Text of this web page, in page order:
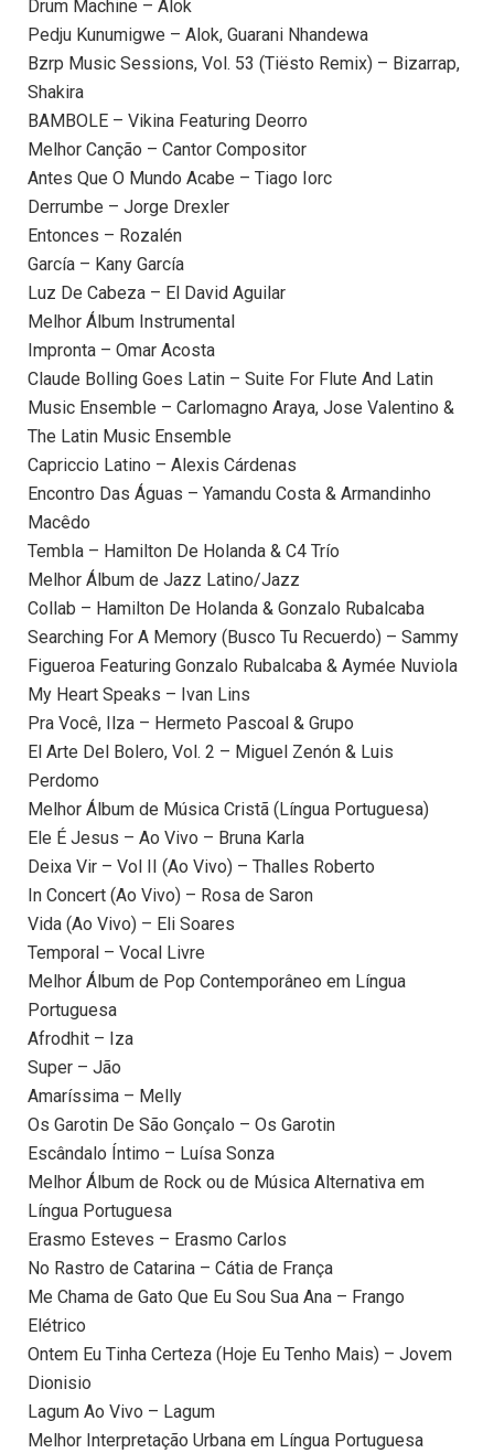
Drum Machine – Alok
Pedju Kunumigwe – Alok, Guarani Nhandewa
Bzrp Music Sessions, Vol. 53 (Tiësto Remix) – Bizarrap,
Shakira
BAMBOLE – Vikina Featuring Deorro
Melhor Canção – Cantor Compositor
Antes Que O Mundo Acabe – Tiago Iorc
Derrumbe – Jorge Drexler
Entonces – Rozalén
García – Kany García
Luz De Cabeza – El David Aguilar
Melhor Álbum Instrumental
Impronta – Omar Acosta
Claude Bolling Goes Latin – Suite For Flute And Latin
Music Ensemble – Carlomagno Araya, Jose Valentino &
The Latin Music Ensemble
Capriccio Latino – Alexis Cárdenas
Encontro Das Águas – Yamandu Costa & Armandinho
Macêdo
Tembla – Hamilton De Holanda & C4 Trío
Melhor Álbum de Jazz Latino/Jazz
Collab – Hamilton De Holanda & Gonzalo Rubalcaba
Searching For A Memory (Busco Tu Recuerdo) – Sammy
Figueroa Featuring Gonzalo Rubalcaba & Aymée Nuviola
My Heart Speaks – Ivan Lins
Pra Você, Ilza – Hermeto Pascoal & Grupo
El Arte Del Bolero, Vol. 2 – Miguel Zenón & Luis
Perdomo
Melhor Álbum de Música Cristã (Língua Portuguesa)
Ele É Jesus – Ao Vivo – Bruna Karla
Deixa Vir – Vol II (Ao Vivo) – Thalles Roberto
In Concert (Ao Vivo) – Rosa de Saron
Vida (Ao Vivo) – Eli Soares
Temporal – Vocal Livre
Melhor Álbum de Pop Contemporâneo em Língua
Portuguesa
Afrodhit – Iza
Super – Jão
Amaríssima – Melly
Os Garotin De São Gonçalo – Os Garotin
Escândalo Íntimo – Luísa Sonza
Melhor Álbum de Rock ou de Música Alternativa em
Língua Portuguesa
Erasmo Esteves – Erasmo Carlos
No Rastro de Catarina – Cátia de França
Me Chama de Gato Que Eu Sou Sua Ana – Frango
Elétrico
Ontem Eu Tinha Certeza (Hoje Eu Tenho Mais) – Jovem
Dionisio
Lagum Ao Vivo – Lagum
Melhor Interpretação Urbana em Língua Portuguesa